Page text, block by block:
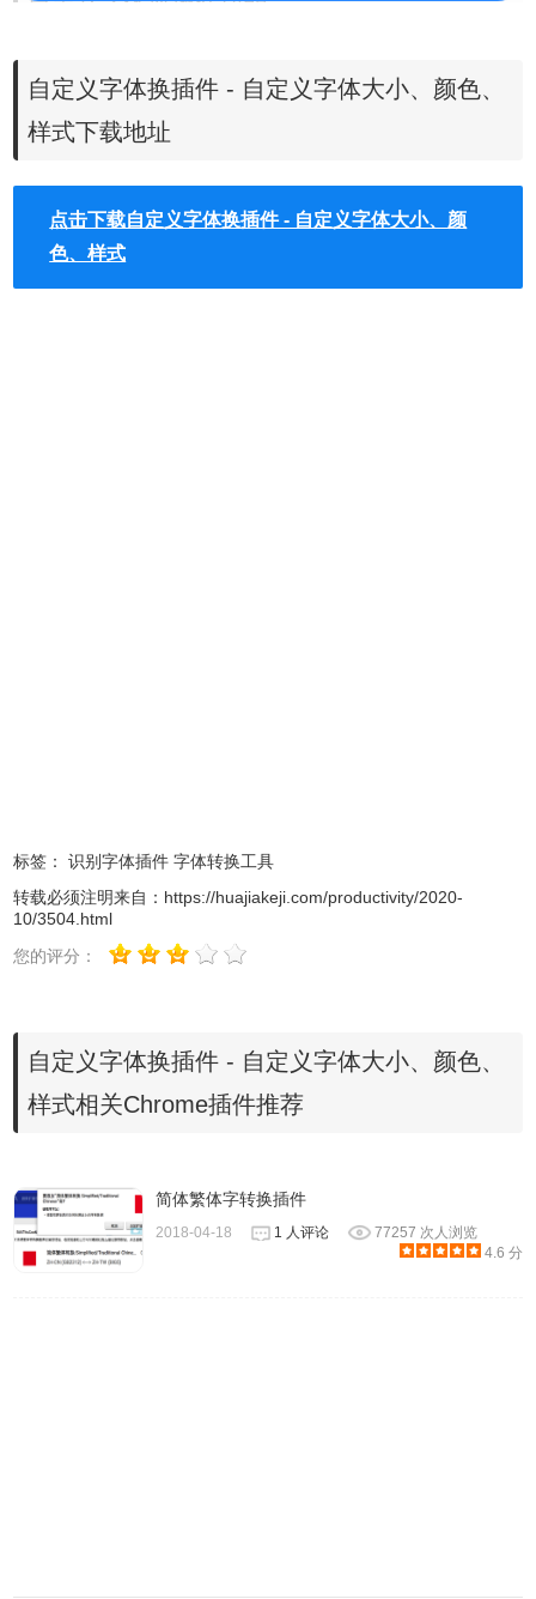
1、调整字体样式
自定义字体换插件最主要的功能就是识别字体，以及一键自
定义任意网页的字体。在插件中提供了数百种预设字体，只
中生效。无需多余操作。
2、调整字体大小
无效CRX-HEADER-INVALID”的报错信息，参照：
插件安装时出现"CRX-HEADER-INVALID"解决方法，安装
好后即可使用。
自定义字体换插件 - 自定义字体大小、颜色、
样式下载地址
点击下载自定义字体换插件 - 自定义字体大小、颜
色、样式
标签： 识别字体插件 字体转换工具
转载必须注明来自： https://huajiakeji.com/productivity/2020-
10/3504.html
您的评分：
自定义字体换插件 - 自定义字体大小、颜色、
样式相关Chrome插件推荐
简体繁体字转换插件
2018-04-18 1 人评论
77257 次人浏览
4.6 分